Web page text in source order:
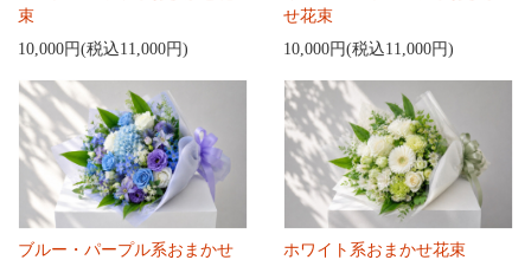
束
10,000円(税込11,000円)
せ花束
10,000円(税込11,000円)
ブルー・パープル系おまかせ
ホワイト系おまかせ花束